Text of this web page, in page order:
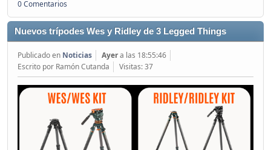
0 Comentarios
Nuevos trípodes Wes y Ridley de 3 Legged Things
Publicado en Noticias Ayera las 18:55:46
Escrito por Ramón Cutanda
Visitas: 37